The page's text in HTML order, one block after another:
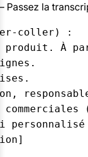
la
coller) :
produit. À